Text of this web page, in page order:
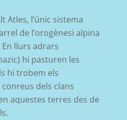
Atles, l’únic sistema
de l’orogènesi alpina
En llurs adrars
hi pasturen les
hi trobem els
dels clans
aquestes terres des de